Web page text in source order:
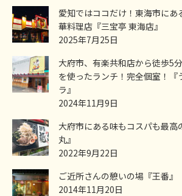
愛知ではココだけ！東海市にあ
華料理店『三宝亭 東海店』
2025年7月25日
大府市、有楽共和店から徒歩5
を使ったランチ！完全個室！『
ラ』
2024年11月9日
大府市にある味もコスパも最高
丸』
2022年9月22日
ご近所さんの憩いの場『王番』
2014年11月20日